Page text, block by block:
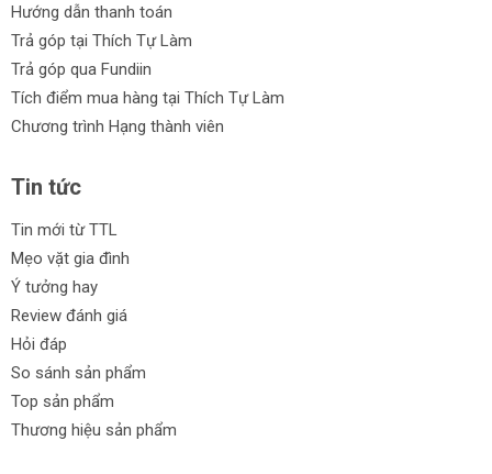
Hướng dẫn thanh toán
Trả góp tại Thích Tự Làm
Trả góp qua Fundiin
Tích điểm mua hàng tại Thích Tự Làm
Chương trình Hạng thành viên
Tin tức
Tin mới từ TTL
Mẹo vặt gia đình
Ý tưởng hay
Review đánh giá
Hỏi đáp
So sánh sản phẩm
Top sản phẩm
Thương hiệu sản phẩm